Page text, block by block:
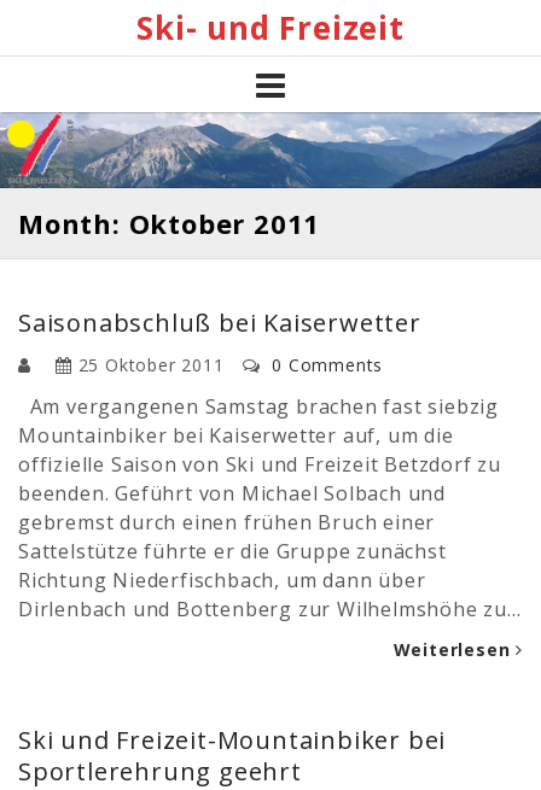
Ski- und Freizeit
Month: Oktober 2011
Saisonabschluß bei Kaiserwetter
25 Oktober 2011 0 Comments
Am vergangenen Samstag brachen fast siebzig
Mountainbiker bei Kaiserwetter auf, um die
offizielle Saison von Ski und Freizeit Betzdorf zu
beenden. Geführt von Michael Solbach und
gebremst durch einen frühen Bruch einer
Sattelstütze führte er die Gruppe zunächst
Richtung Niederfischbach, um dann über
Dirlenbach und Bottenberg zur Wilhelmshöhe zu…
Weiterlesen
Ski und Freizeit-Mountainbiker bei
Sportlerehrung geehrt